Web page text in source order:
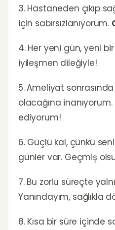
3. Hastaneden çıkıp
için sabırsızlanıyorum.
4. Her yeni gün, yeni
iyileşmen dileğiyle!
5. Ameliyat
olacağına
ediyorum!
6. Güçlü kal, çünkü
günler var. Geçmiş
7. Bu zorlu süreçte
Yanındayım, sağlıkla
8. Kısa bir süre içinde